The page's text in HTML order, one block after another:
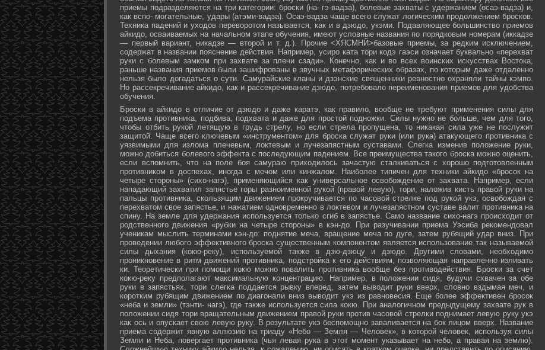
приемы подразделяются на три категории: броски (на- гэ-вадза), болевые захваты с удержанием (осаэ-вадза) и,
как вспо- могательные, удары (атэми-вадза). Осаэ-вадза чаще всего служат логическим продолжением бросков.
Техника падений и уходов переворотом называется, как и в дзюдо, укэми. Подавляющее большинство приемов
айкидо, осваиваемых на начальном этапе обучения, имеют условные названия по порядковым номерам (иккадзе
— первый вариант, никадзе — второй и т. д.). Прочие <ХЯСМНЙ>базовые приемы, за редким исключением,
содержат в названии пояснение действия. Например, усиро ката тори кодэ гаэси означает буквально «перехват
руки с болевым замком при захвате за плечи сзади». Конечно, как и во всех воинских искусствах Востока,
раньше названия приемов были зашифрованы в звучных метафорических образах, по которым даже отдаленно
нельзя было догадаться о сути. Самурайские кланы и дзэнские священники ревностно охраняли тайны кэмпо.
Но рассекречивание айкидо, как и рассекречивание дзюдо, потребовало переименования приемов для удобства
обучения.
Броски в айкидо в отличие от дзюдо и даже каратэ, как правило, вообще не требуют применения силы для
подъема противника, подбива, подхвата и даже для простой подножки. Силы нужно не больше, чем для того,
чтобы отбить рукой летящую в грудь стрелу, но если стрела пропущена, то никакая сила уже не послужит
защитой. Чаще всего ключевым «инструментом» для броска служат руки (или рука) атакующего противника с
уязвимыми для излома плечевым, локтевым и лучезапястным суставами. Слегка изменив положение руки,
можно добиться болевого эффекта с последующим падением. Все преимущества такого броска можно оценить,
если вспомнить, что на поле боя самураю приходилось зачастую сталкиваться с хорошо подготовленным
противником в доспехах, иногда с мечом или кинжалом. Наиболее типичен для техники айкидо «бросок на
четыре стороны» (сихо-нагэ), применяющийся как универсальное освобождение от захвата. Например, если
нападающий захватил запястье горы разноименной рукой (правой левую), тори, наложив кисть правой руки на
пальцы противника, скользящим движением прокручивается по часовой стрелке под рукой укэ, освобождая с
перехватом свое запястье, и нажатием одновременно в локтевом и лучезапястном суставе валит противника на
спину. На земле для удержания используется только сгиб в запястье. Само название сихо-нагэ происходит от
родственного движения «рубки на четыре стороны» в кэн-до. При разучивании приема Уэсиба рекомендовал
ученикам мыслить терминами кэн-до: поднятие меча, вращение меча по дуге, затем рубящий удар вниз. При
проведении любого эффективного броска существенным компонентом является использование так называемой
силы дыхания (кокю-реку), используемой также в дзю-дзюцу и дзюдо. Другими словами, необходимо
проникновение в ритм движений противника, подстройка к его действиям, позволяющая направленно изливать
ки. Теоретически при помощи кокю можно повалить противника вообще без противодействия. Броски за счет
кокю-реку предполагают максимальную концентрацию. Например, в положении сидя, будучи схвачен за обе
руки в запястьях, тори слегка поддается рывку вперед, затем выводит руки вверх, словно вздымая меч, и
коротким рубящим движением по диагонали вниз выводит укэ из равновесия. Еще более эффективен бросок
«неба и земли» (тэнти- нагэ), где также используется сила кокю. При аналогичном предыдущему захвате рук в
положении сидя тори вращательным движением правой руки против часовой стрелки поднимает левую руку укэ
как ось и опускает свою левую руку. В результате укэ беспомощно заваливается на бок лицом вверх. Название
приема содержит явную аллюзию на триаду «Небо — Земля — Человек», в которой человек, используя силы
Земли и Неба, повергает противника (чья левая рука в этот момент указывает на небо, а правая на землю).